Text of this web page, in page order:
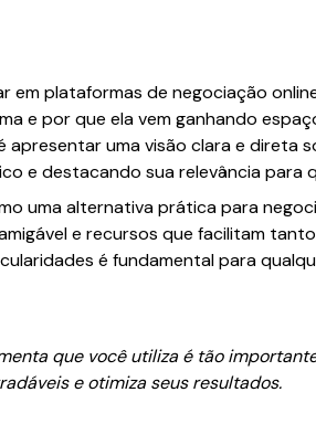
em plataformas de negociação
e por que ela vem ganhando
apresentar uma visão clara e direta
e destacando sua relevância
uma alternativa prática para
e recursos que facilitam
é fundamental para
que você utiliza é tão
e otimiza seus resultados.